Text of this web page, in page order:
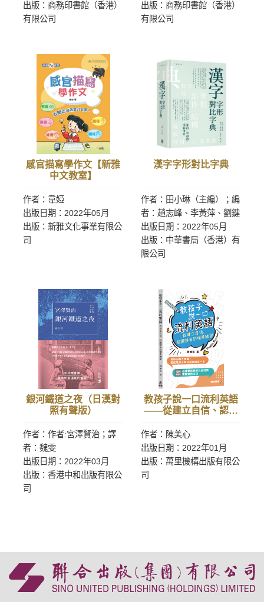
出版：商務印書館（香港）
有限公司
出版：商務印書館（香港）
有限公司
感官描寫學作文【新雅
中文教室】
作者：韋婭
出版日期：2022年05月
出版：新雅文化事業有限公
司
漢字字形對比字典
作者：田小琳（主編）；編
者：趙志峰、李黃萍、劉鍵
出版日期：2022年05月
出版：中華書局（香港）有
限公司
銀河鐵道之夜（日漢對
照有聲版）
作者：作者:宮澤賢治；譯
者：魏雯
出版日期：2022年03月
出版：香港中和出版有限公
司
教孩子說一口流利英語
——從建立自信、認讀
作者：陳美心
出版日期：2022年01月
出版：萬里機構出版有限公
司